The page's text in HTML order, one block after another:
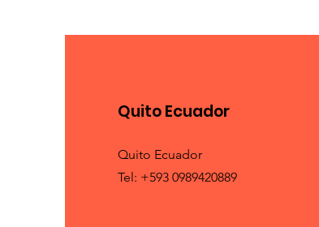
Quito Ecuador
Quito Ecuador
Tel: +593 0989420889